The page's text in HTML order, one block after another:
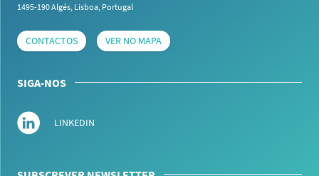
1495-190 Algés, Lisboa, Portugal
CONTACTOS VER NO MAPA
SIGA-NOS
LINKEDIN